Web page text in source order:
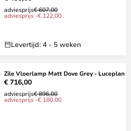
adviesprijs€ 607,00
adviesprijs -€ 122,00
Levertijd: 4 - 5 weken
Zile Vloerlamp Matt Dove Grey - Luceplan
€ 716,00
adviesprijs€ 896,00
adviesprijs -€ 180,00